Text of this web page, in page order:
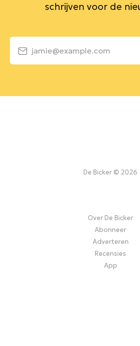
schrijven voor de
jamie@example.com
De Bicker © 2026
Over De Bicker
Abonneer
Adverteren
Recensies
App